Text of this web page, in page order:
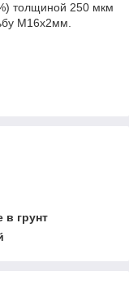
толщиной 250 мкм
М16х2мм.
в грунт